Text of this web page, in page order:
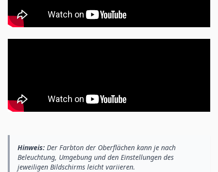
Hinweis: Der Farbton der Oberflächen kann je nach
Beleuchtung, Umgebung und den Einstellungen des
jeweiligen Bildschirms leicht variieren.